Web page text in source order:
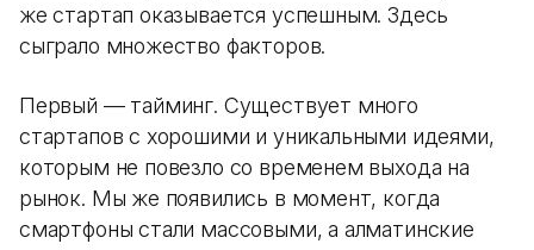
же стартап оказывается успешным. Здесь
сыграло множество факторов.
Первый — тайминг. Существует много
стартапов с хорошими и уникальными идеями,
которым не повезло со временем выхода на
рынок. Мы же появились в момент, когда
смартфоны стали массовыми, а алматинские